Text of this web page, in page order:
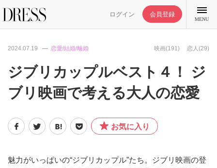
ログイン 会員登録
MENU
特集記事
DRESS部活
2024.07.19 恋愛/結婚/離婚 映画(191) 恋人(29)
ジブリカップルベスト４！ ジ
ブリ映画で考える大人の恋愛
お気に入り
魅力がいっぱいの“ジブリカップル”たち。ジブリ映画の登